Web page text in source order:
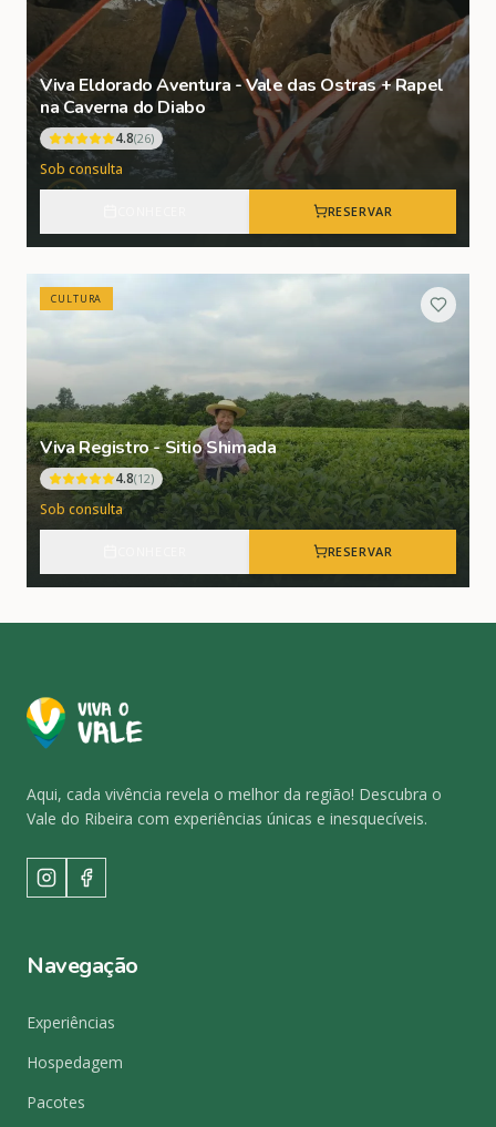
Viva Eldorado Aventura - Vale das Ostras + Rapel
na Caverna do Diabo
4.8(26)
Sob consulta
RESERVAR
CULTURA
Viva Registro - Sitio Shimada
4.8(12)
Sob consulta
RESERVAR
Aqui, cada vivência revela o melhor da região! Descubra o
Vale do Ribeira com experiências únicas e inesquecíveis.
Navegação
Experiências
Hospedagem
Pacotes